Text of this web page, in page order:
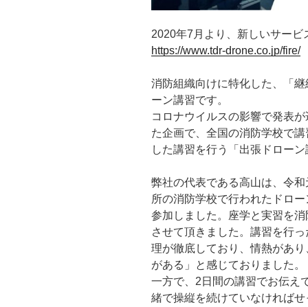
2020年7月より、新しいサー
https://www.tdr-drone.co.jp/fire/
消防組織向けに特化した、「
ーン講習です。
コロナウイルスの影響で発表
た企画で、全国の消防学校で
した講習を行う「出張ドロー
弊社の代表である高山は、令
所の消防学校で行われたドロ
参加しました。座学と実習を
させて頂きました。講習を行
理が徹底しており、情熱があ
がある」と感じておりました。
一方で、2日間の講習でお伝え
緒で操縦を続けていなければ